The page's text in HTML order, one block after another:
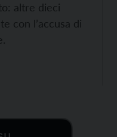
altre dieci
con l’accusa di